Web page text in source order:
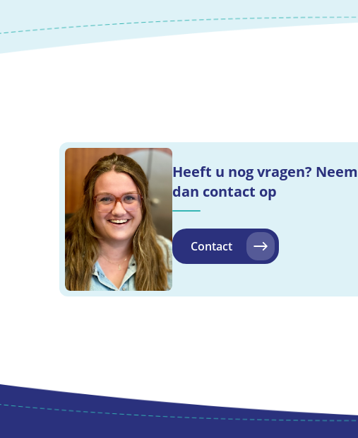
Heeft u nog vragen? Neem
dan contact op
Contact